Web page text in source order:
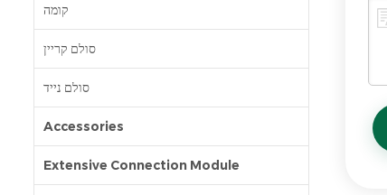
קומה
סולם קריין
סולם נייד
Accessories
Extensive Connection Module